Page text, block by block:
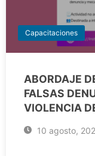
Capacitaciones
ABORDAJE
FALSAS
VIOLENCIA
10 agosto,